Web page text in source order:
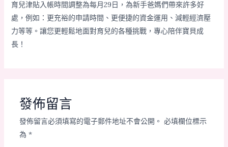
育兒津貼入帳時間調整為每月29日，為新手爸媽們帶來許多好
處，例如：更充裕的申請時間、更便捷的資金運用、減輕經濟壓
力等等。讓您更輕鬆地面對育兒的各種挑戰，專心陪伴寶貝成
長！
發佈留言
發佈留言必須填寫的電子郵件地址不會公開。 必填欄位標示
為 *